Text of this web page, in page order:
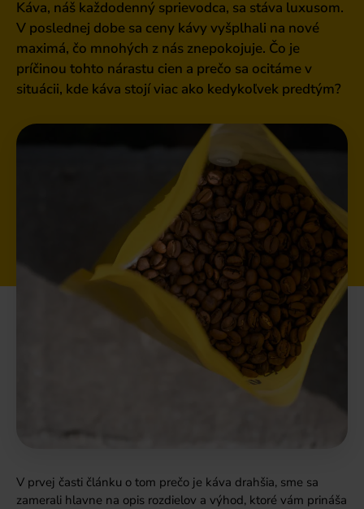
Káva, náš každodenný sprievodca, sa stáva luxusom.
V poslednej dobe sa ceny kávy vyšplhali na nové
maximá, čo mnohých z nás znepokojuje. Čo je
príčinou tohto nárastu cien a prečo sa ocitáme v
situácii, kde káva stojí viac ako kedykoľvek predtým?
V prvej časti článku o tom prečo je káva drahšia, sme sa
zamerali hlavne na opis rozdielov a výhod, ktoré vám prináša